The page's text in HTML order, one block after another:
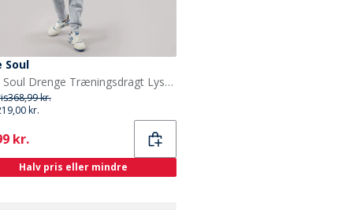
Soul
Brave Soul Drenge Træningsdragt Lysegrå Melange
368,99 kr.
kr.
kr.
Halv pris eller mindre